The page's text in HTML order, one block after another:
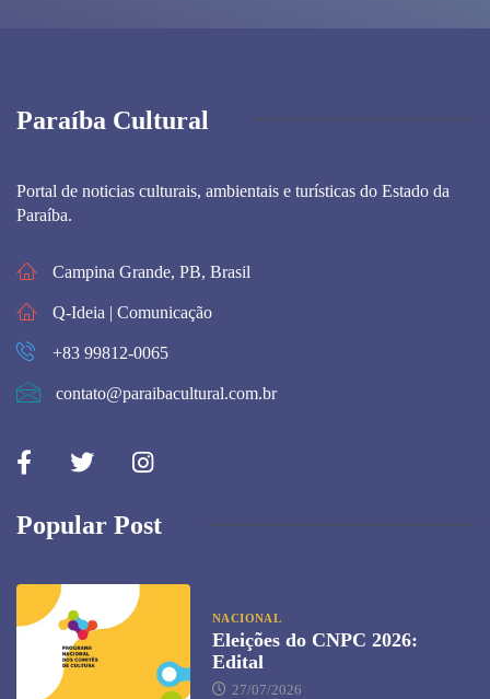
Paraíba Cultural
Portal de noticias culturais, ambientais e turísticas do Estado da
Paraíba.
Campina Grande, PB, Brasil
Q-Ideia | Comunicação
+83 99812-0065
contato@paraibacultural.com.br
Popular Post
NACIONAL
Eleições do CNPC 2026:
Edital
27/07/2026